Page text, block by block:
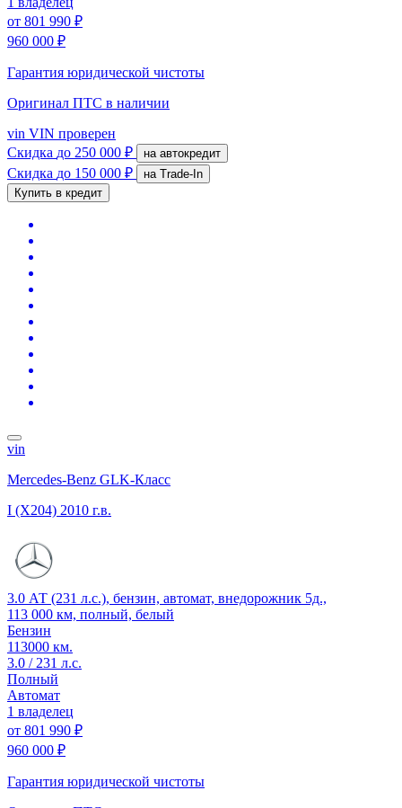
от 801 990 ₽
960 000 ₽
Гарантия юридической чистоты
Оригинал ПТС в наличии
vin VIN проверен
Скидка до 250 000 ₽ на автокредит
Скидка до 150 000 ₽
на Trade-In
Купить в кредит
vin
Mercedes-Benz GLK-Класс
I (X204) 2010 г.в.
3.0 АТ (231 л.с.), бензин, автомат, внедорожник 5д.,
113 000 км, полный, белый
Бензин
113000 км.
3.0 / 231 л.с.
Полный
Автомат
1 владелец
от 801 990 ₽
960 000 ₽
Гарантия юридической чистоты